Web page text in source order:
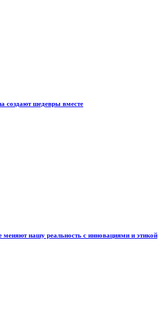
создают шедевры вместе
меняют нашу реальность с инновациями и этикой